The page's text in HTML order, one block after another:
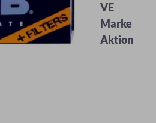
VE
Marke
Aktion